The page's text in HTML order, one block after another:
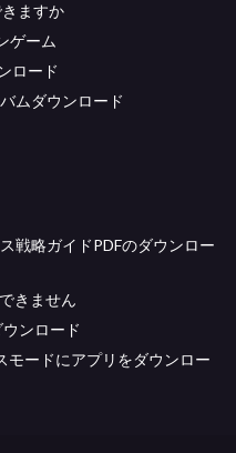
ますか
ゲーム
ロード
ムダウンロード
戦略ガイドPDFのダウンロー
きません
ンロード
モードにアプリをダウンロー